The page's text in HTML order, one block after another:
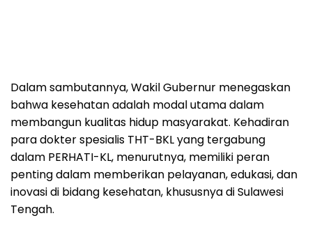
Dalam sambutannya, Wakil Gubernur menegaskan
bahwa kesehatan adalah modal utama dalam
membangun kualitas hidup masyarakat. Kehadiran
para dokter spesialis THT-BKL yang tergabung
dalam PERHATI-KL, menurutnya, memiliki peran
penting dalam memberikan pelayanan, edukasi, dan
inovasi di bidang kesehatan, khususnya di Sulawesi
Tengah.